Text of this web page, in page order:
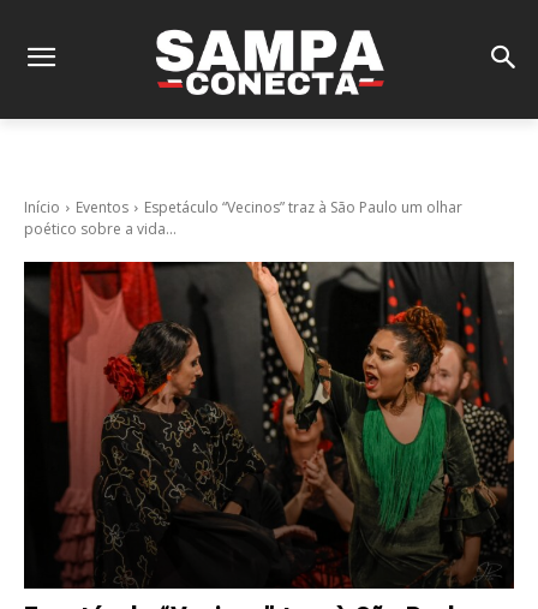
Início Eventos
Espetáculo “Vecinos” traz à São Paulo um olhar
poético sobre a vida...